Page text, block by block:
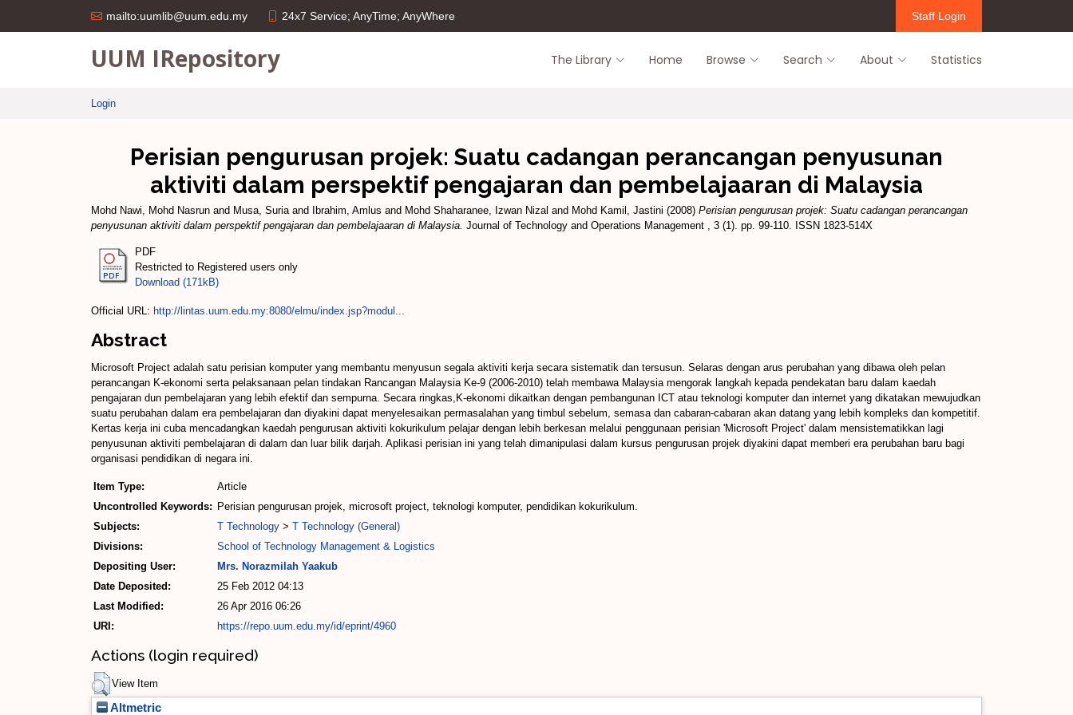
mailto:uumlib@uum.edu.my 24x7 Service; AnyTime; AnyWhere Staff Login
UUM IRepository The Library Home Browse Search About Statistics
Login
Perisian pengurusan projek: Suatu cadangan perancangan penyusunan
aktiviti dalam perspektif pengajaran dan pembelajaaran di Malaysia
Mohd Nawi, Mohd Nasrun and Musa, Suriaand Ibrahim, Amlus and Mohd Shaharanee, Izwan Nizal and Mohd Kamil, Jastini (2008) Perisian pengurusan projek: Suatu cadangan perancangan
penyusunan aktiviti dalam perspektif pengajaran dan pembelajaaran di Malaysia. Journal of Technology and Operations Management , 3 (1). pp. 99-110. ISSN 1823-514X
PDF
Restricted to Registered users only
Download (171kB)
Official URL: http://lintas.uum.edu.my:8080/elmu/index.jsp?modul...
Abstract
Microsoft Project adalah satu perisian komputer yang membantu menyusun segala aktiviti kerja secara sistematik dan tersusun. Selaras dengan arus perubahan yang dibawa oleh pelan
perancangan K-ekonomi serta pelaksanaan pelan tindakan Rancangan Malaysia Ke-9 (2006-2010) telah membawa Malaysia mengorak langkah kepada pendekatan baru dalam kaedah
pengajaran dun pembelajaran yang lebih efektif dan sempurna. Secara ringkas,K-ekonomi dikaitkan dengan pembangunan ICT atau teknologi komputer dan internet yang dikatakan mewujudkan
suatu perubahan dalam era pembelajaran dan diyakini dapat menyelesaikan permasalahan yang timbul sebelum, semasa dan cabaran-cabaran akan datang yang lebih kompleks dan kompetitif.
Kertas kerja ini cuba mencadangkan kaedah pengurusan aktiviti kokurikulum pelajar dengan lebih berkesan melalui penggunaan perisian 'Microsoft Project' dalam mensistematikkan lagi
penyusunan aktiviti pembelajaran di dalam dan luar bilik darjah. Aplikasi perisian ini yang telah dimanipulasi dalam kursus pengurusan projek diyakini dapat memberi era perubahan baru bagi
organisasi pendidikan di negara ini.
Item Type:
Article
Uncontrolled Keywords: Perisian pengurusan projek, microsoft project, teknologi komputer, pendidikan kokurikulum.
Subjects:
T Technology > T Technology (General)
Divisions:
School of Technology Management & Logistics
Depositing User:
Mrs. Norazmilah Yaakub
Date Deposited:
25 Feb 2012 04:13
Last Modified:
26 Apr 2016 06:26
URI:
https://repo.uum.edu.my/id/eprint/4960
Actions (login required)
View Item
Altmetric